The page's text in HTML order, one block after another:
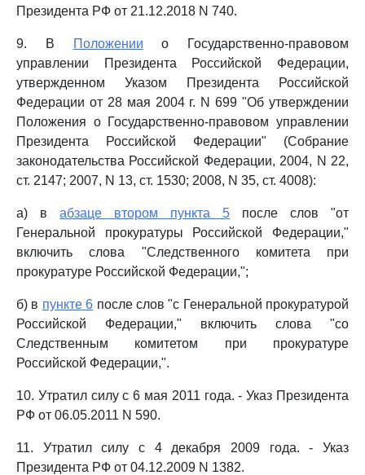
Президента РФ от 21.12.2018 N 740.
9. В Положении о Государственно-правовом
управлении Президента Российской Федерации,
утвержденном Указом Президента Российской
Федерации от 28 мая 2004 г. N 699 "Об утверждении
Положения о Государственно-правовом управлении
Президента Российской Федерации" (Собрание
законодательства Российской Федерации, 2004, N 22,
ст. 2147; 2007, N 13, ст. 1530; 2008, N 35, ст. 4008):
а) в абзаце втором пункта 5 после слов "от
Генеральной прокуратуры Российской Федерации,"
включить слова "Следственного комитета при
прокуратуре Российской Федерации,";
б) в пункте 6 после слов "с Генеральной прокуратурой
Российской Федерации," включить слова "со
Следственным комитетом при прокуратуре
Российской Федерации,".
10. Утратил силу с 6 мая 2011 года. - Указ Президента
РФ от 06.05.2011 N 590.
11. Утратил силу с 4 декабря 2009 года. - Указ
Президента РФ от 04.12.2009 N 1382.